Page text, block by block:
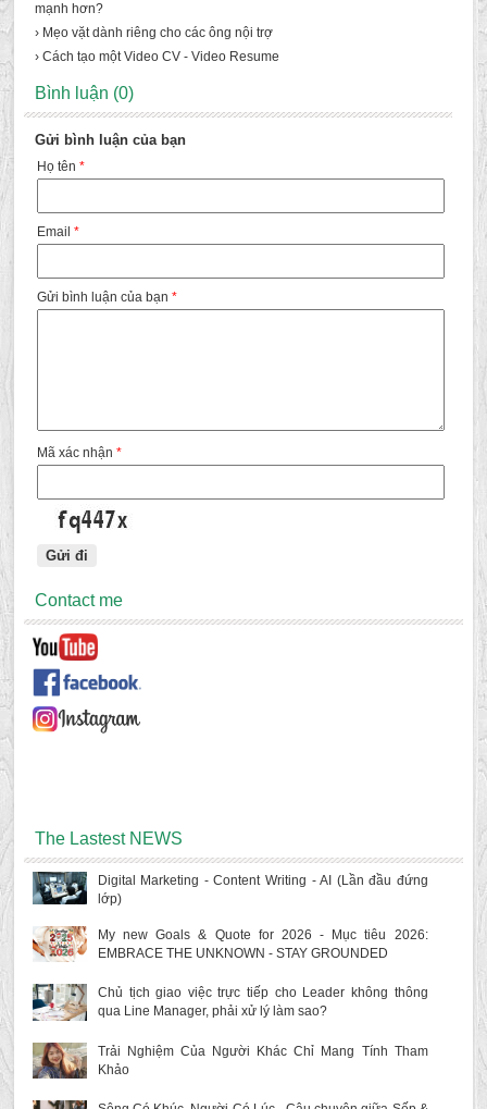
mạnh hơn?
› Mẹo vặt dành riêng cho các ông nội trợ
› Cách tạo một Video CV - Video Resume
Bình luận (0)
Gửi bình luận của bạn
Họ tên *
Email *
Gửi bình luận của bạn *
Mã xác nhận *
Contact me
The Lastest NEWS
Digital Marketing - Content Writing - AI (Lần đầu đứng
lớp)
My new Goals & Quote for 2026 - Mục tiêu 2026:
EMBRACE THE UNKNOWN - STAY GROUNDED
Chủ tịch giao việc trực tiếp cho Leader không thông
qua Line Manager, phải xử lý làm sao?
Trải Nghiệm Của Người Khác Chỉ Mang Tính Tham
Khảo